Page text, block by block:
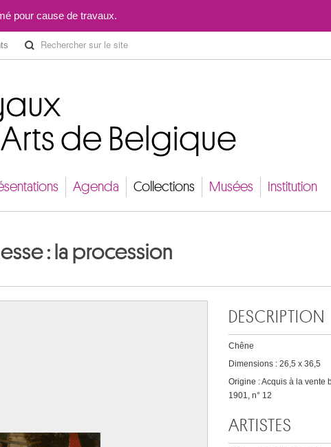
pour cause de travaux.
Agenda Collections Musées Institution
: la procession
DESCRIPTION
Chêne
Dimensions : 26,5 x 36,5
Origine : Acquis à la vente
1901, n° 12
ARTISTES